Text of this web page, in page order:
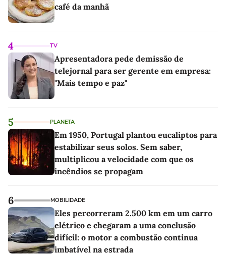
café da manhã
4 TV
Apresentadora pede demissão de
telejornal para ser gerente em empresa:
"Mais tempo e paz"
5 PLANETA
Em 1950, Portugal plantou eucaliptos para
estabilizar seus solos. Sem saber,
multiplicou a velocidade com que os
incêndios se propagam
6 MOBILIDADE
Eles percorreram 2.500 km em um carro
elétrico e chegaram a uma conclusão
difícil: o motor a combustão continua
imbatível na estrada